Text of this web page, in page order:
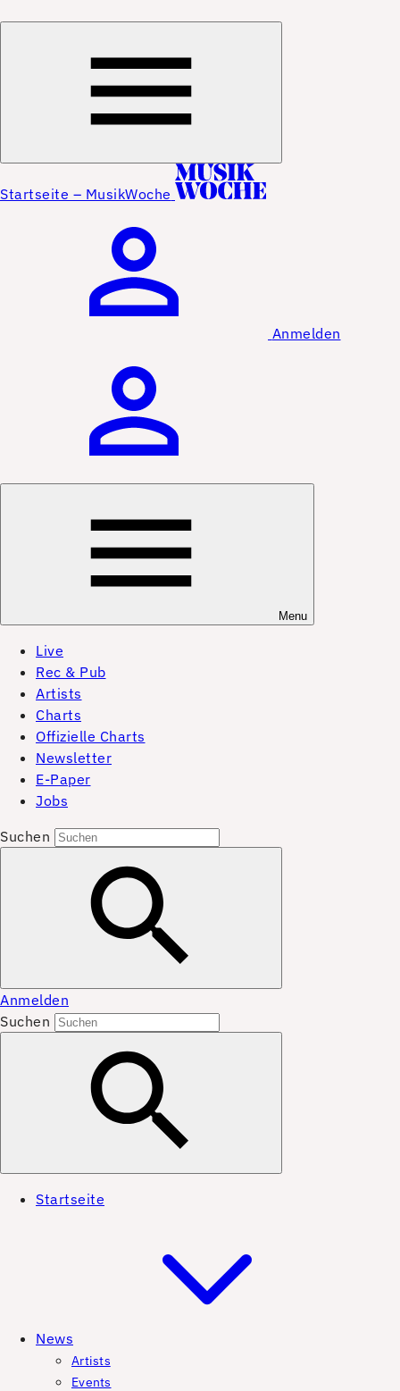
Startseite – MusikWoche
Anmelden
Menu
Live
Rec & Pub
Artists
Charts
Offizielle Charts
Newsletter
E-Paper
Jobs
Suchen
Anmelden
Suchen
Startseite
News
Artists
Events